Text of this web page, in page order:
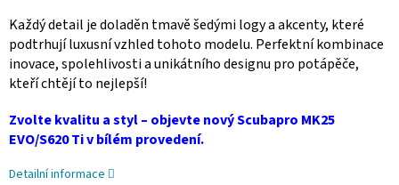
Každý detail je doladěn tmavě šedými logy a akcenty, které
podtrhují luxusní vzhled tohoto modelu. Perfektní kombinace
inovace, spolehlivosti a unikátního designu pro potápěče,
kteří chtějí to nejlepší!
Zvolte kvalitu a styl – objevte nový Scubapro MK25
EVO/S620 Ti v bílém provedení.
Detailní informace